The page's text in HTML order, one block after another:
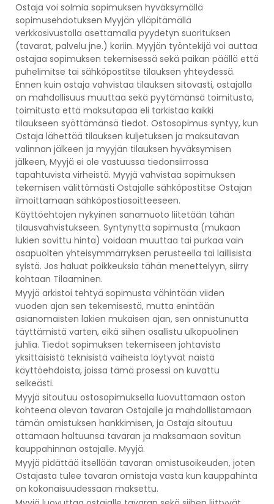
Ostaja voi solmia sopimuksen hyväksymällä
sopimusehdotuksen Myyjän ylläpitämällä
verkkosivustolla asettamalla pyydetyn suorituksen
(tavarat, palvelu jne.) koriin. Myyjän työntekijä voi auttaa
ostajaa sopimuksen tekemisessä sekä paikan päällä että
puhelimitse tai sähköpostitse tilauksen yhteydessä.
Ennen kuin ostaja vahvistaa tilauksen sitovasti, ostajalla
on mahdollisuus muuttaa sekä pyytämänsä toimitusta,
toimitusta että maksutapaa eli tarkistaa kaikki
tilaukseen syöttämänsä tiedot. Ostosopimus syntyy, kun
Ostaja lähettää tilauksen kuljetuksen ja maksutavan
valinnan jälkeen ja myyjän tilauksen hyväksymisen
jälkeen, Myyjä ei ole vastuussa tiedonsiirrossa
tapahtuvista virheistä. Myyjä vahvistaa sopimuksen
tekemisen välittömästi Ostajalle sähköpostitse Ostajan
ilmoittamaan sähköpostiosoitteeseen.
Käyttöehtojen nykyinen sanamuoto liitetään tähän
tilausvahvistukseen. Syntynyttä sopimusta (mukaan
lukien sovittu hinta) voidaan muuttaa tai purkaa vain
osapuolten yhteisymmärryksen perusteella tai laillisista
syistä. Jos haluat poikkeuksia tähän menettelyyn, siirry
kohtaan Tilaaminen.
Myyjä arkistoi tehtyä sopimusta vähintään viiden
vuoden ajan sen tekemisestä, mutta enintään
asianomaisten lakien mukaisen ajan, sen onnistunutta
täyttämistä varten, eikä siihen osallistu ulkopuolinen
juhlia. Tiedot sopimuksen tekemiseen johtavista
yksittäisistä teknisistä vaiheista löytyvät näistä
käyttöehdoista, joissa tämä prosessi on kuvattu
selkeästi.
Myyjä sitoutuu ostosopimuksella luovuttamaan oston
kohteena olevan tavaran Ostajalle ja mahdollistamaan
tämän omistuksen hankkimisen, ja Ostaja sitoutuu
ottamaan haltuunsa tavaran ja maksamaan sovitun
kauppahinnan ostajalle. Myyjä.
Myyjä pidättää itsellään tavaran omistusoikeuden, joten
Ostajasta tulee tavaran omistaja vasta kun kauppahinta
on kokonaisuudessaan maksettu.